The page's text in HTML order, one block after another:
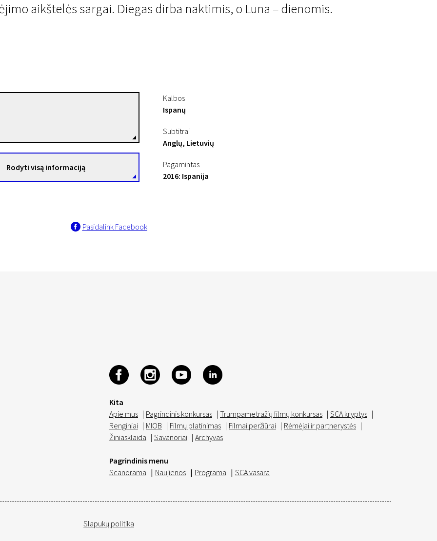
aikštelės sargai. Diegas dirba naktimis, o Luna – dienomis.
Rodyti visą informaciją
Kalbos
Ispanų
Subtitrai
Anglų, Lietuvių
Pagamintas
2016: Ispanija
Pasidalink Facebook
Kita
Apie mus | Pagrindinis konkursas | Trumpametražių filmų konkursas | SCA kryptys |
Renginiai | MIOB | Filmų platinimas | Filmai peržiūrai | Rėmėjai ir partnerystės |
Žiniasklaida | Savanoriai | Archyvas
Pagrindinis menu
Scanorama | Naujienos | Programa | SCA vasara
Slapukų politika